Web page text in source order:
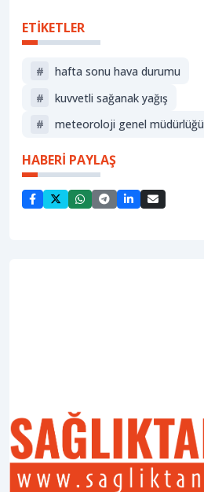
ETİKETLER
#
hafta sonu hava durumu
#
kuvvetli sağanak yağış
#
meteoroloji genel müdürlüğü
HABERİ PAYLAŞ